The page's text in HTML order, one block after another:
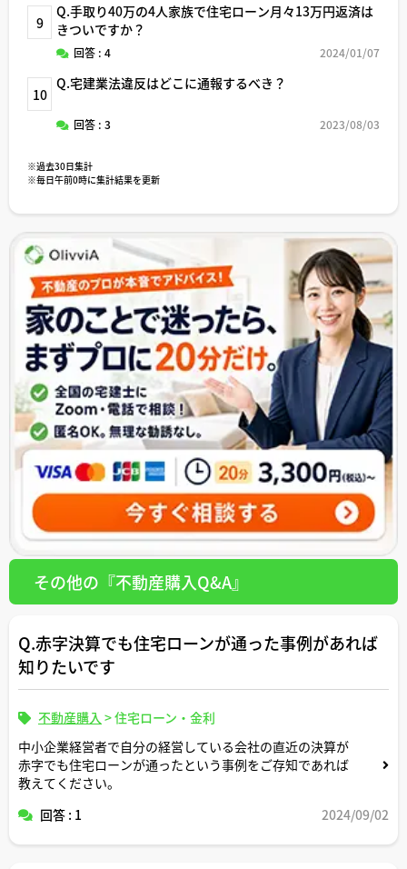
9
Q.手取り40万の4人家族で住宅ローン月々13万円返済は
きついですか？
回答 : 4 2024/01/07
10
Q.宅建業法違反はどこに通報するべき？
回答 : 3 2023/08/03
※過去30日集計
※毎日午前0時に集計結果を更新
その他の『不動産購入Q&A』
Q.赤字決算でも住宅ローンが通った事例があれば
知りたいです
不動産購入 >住宅ローン・金利
中小企業経営者で自分の経営している会社の直近の決算が
赤字でも住宅ローンが通ったという事例をご存知であれば
教えてください。
回答 : 1
2024/09/02